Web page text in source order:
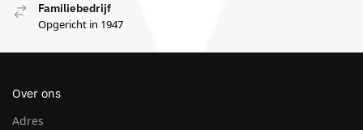
Familiebedrijf
Opgericht in 1947
Over ons
Adres